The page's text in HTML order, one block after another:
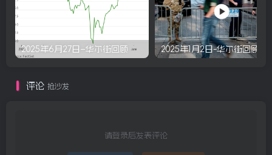
2025年6月27日–华尔街回顾 2025年1月2日-华尔街回顾
评论 抢沙发
请登录后发表评论